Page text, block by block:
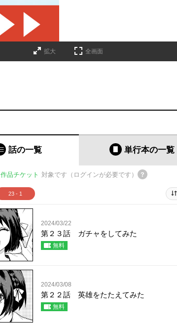
拡大 全画面
話の一覧 単行本の一覧
作品チケット 対象です（ログインが必要です）
23 - 1
2024/03/22
第２３話 ガチャをしてみた
無料
2024/03/08
第２２話 英雄をたたえてみた
無料